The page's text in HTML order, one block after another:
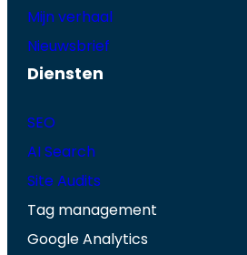
Mijn verhaal
Nieuwsbrief
Diensten
SEO
AI Search
Site Audits
Tag management
Google Analytics